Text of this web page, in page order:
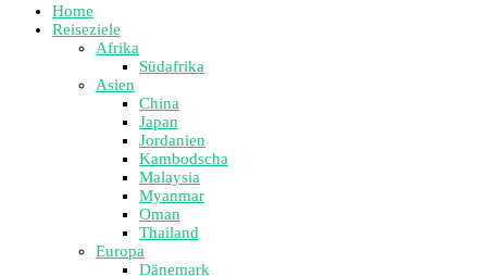
Home
Reiseziele
Afrika
Südafrika
Asien
China
Japan
Jordanien
Kambodscha
Malaysia
Myanmar
Oman
Thailand
Europa
Dänemark